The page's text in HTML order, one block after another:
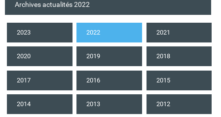
Archives actualités 2022
2023 2022 2021
2020 2019 2018
2017 2016 2015
2014 2013 2012